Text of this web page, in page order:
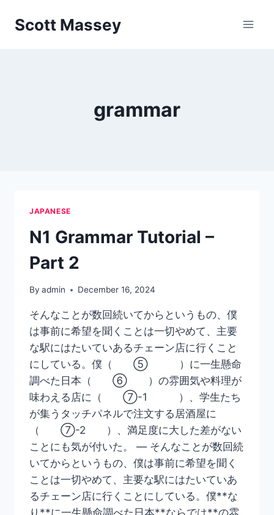
Scott Massey
grammar
JAPANESE
N1 Grammar Tutorial –
Part 2
By admin December 16, 2024
そんなことが数回続いてからというもの、僕
は事前に希望を聞くことは一切やめて、主要
な駅にはたいていあるチェーン店に行くこと
にしている。僕（ ⑤ ）に一生懸命
調べた日本（ ⑥ ）の雰囲気や料理が
味わえる店に（ ⑦-1 ）、学生たち
が集うタッチパネルで注文する居酒屋に
（ ⑦-2 ）、満足度に大した差がない
ことにも気が付いた。 — そんなことが数回続
いてからというもの、僕は事前に希望を聞く
ことは一切やめて、主要な駅にはたいていあ
るチェーン店に行くことにしている。僕**な